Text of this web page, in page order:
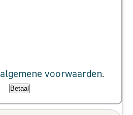
algemene voorwaarden.
Betaal